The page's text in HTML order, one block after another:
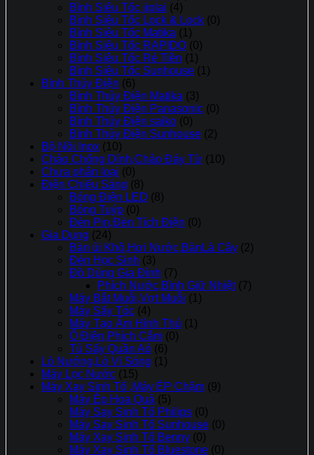
Bình Siêu Tốc jiplai (4)
Bình Siêu Tốc Lock & Lock (0)
Bình Siêu Tốc Matika (1)
Bình Siêu Tốc RAPIDO (0)
Bình Siêu Tốc Rẻ Tiền (1)
Bình Siêu Tốc Sunhouse (1)
Bình Thủy Điện (6)
Bình Thủy Điện Matika (3)
Bình Thủy Điện Panasonic (0)
Bình Thủy Điện saiko (0)
Bình Thủy Điện Sunhouse (2)
Bộ Nồi Inox (10)
Chảo Chống Dính,Chảo Đáy Từ (10)
Chưa phân loại (0)
Điện Chiếu Sáng (8)
Bóng Điện LED (8)
Bóng Tuýp (0)
Đèn Pin,Đèn Tích Điện (0)
Gia Dụng (24)
Bàn ủi Khô,Hơi Nước,BànLà Cây (2)
Đèn Học Sinh (3)
Đồ Dùng Gia Đình (7)
Phích Nước,Bình Giữ Nhiệt (7)
Máy Bắt Muỗi,Vợt Muỗi (1)
Máy Sấy Tóc (4)
Máy Tạo Ẩm Hình Thú (1)
Ổ Điện,Phích Cắm (0)
Tủ Sấy Quần Aó (6)
Lò Nướng,Lò Vi Sóng (1)
Máy Lọc Nước (15)
Máy Xay Sinh Tố ,Máy ÉP Chậm (9)
Máy Ép Hoa Quả (5)
Máy Say Sinh Tố Philips (0)
Máy Say Sinh Tố Sunhouse (0)
Máy Xay Sinh Tố Benny (0)
Máy Xay Sinh Tố Bluestone (0)